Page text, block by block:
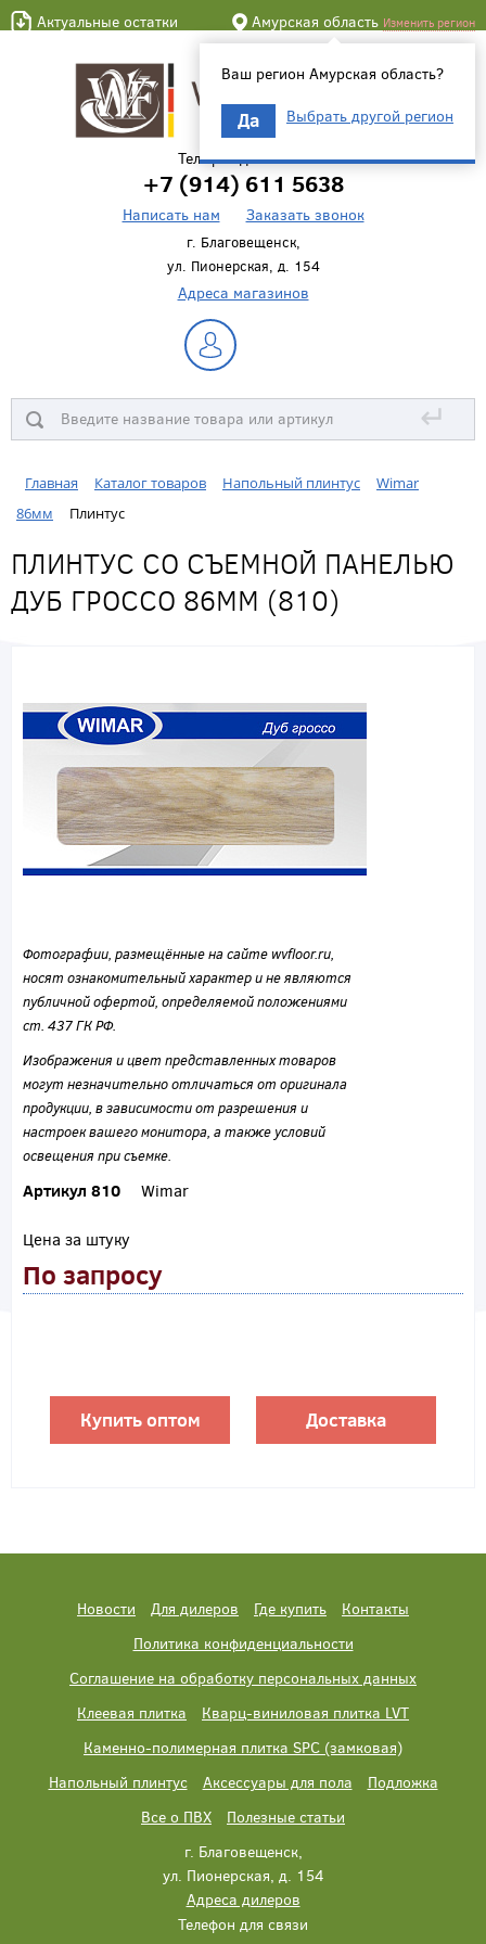
Актуальные остатки Амурская область Изменить регион
Ваш регион Амурская область?
Да Выбрать другой регион
Телефон для связи
+7 (914) 611 5638
Написать нам Заказать звонок
г. Благовещенск,
ул. Пионерская, д. 154
Адреса магазинов
↵
Главная Каталог товаров Напольный плинтус
Wimar
86мм
Плинтус
ПЛИНТУС СО СЪЕМНОЙ ПАНЕЛЬЮ
ДУБ ГРОССО 86ММ (810)
Фотографии, размещённые на сайте wvfloor.ru,
носят ознакомительный характер и не являются
публичной офертой, определяемой положениями
ст. 437 ГК РФ.
Изображения и цвет представленных товаров
могут незначительно отличаться от оригинала
продукции, в зависимости от разрешения и
настроек вашего монитора, а также условий
освещения при съемке.
Артикул 810 Wimar
Цена за штуку
По запросу
Купить оптом Доставка
Новости Для дилеров Где купить
Контакты
Политика конфиденциальности
Соглашение на обработку персональных данных
Клеевая плитка
Кварц-виниловая плитка LVT
Каменно-полимерная плитка SPC (замковая)
Напольный плинтус
Аксессуары для пола
Подложка
Все о ПВХ
Полезные статьи
г. Благовещенск,
ул. Пионерская, д. 154
Адреса дилеров
Телефон для связи